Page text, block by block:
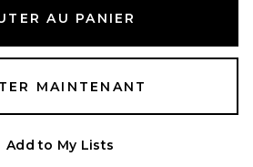
AU PANIER
MAINTENANT
Add to My Lists